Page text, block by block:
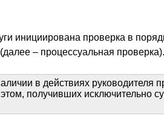
инициирована проверка в
– процессуальная проверка).
в действиях руководителя
получивших исключительно